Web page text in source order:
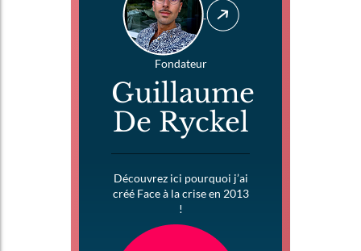
Fondateur
Guillaume
De Ryckel
Découvrez ici pourquoi j’ai
créé Face à la crise en 2013
!